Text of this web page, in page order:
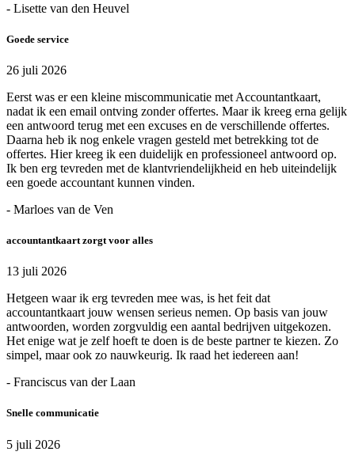
- Lisette van den Heuvel
Goede service
26 juli 2026
Eerst was er een kleine miscommunicatie met Accountantkaart,
nadat ik een email ontving zonder offertes. Maar ik kreeg erna gelijk
een antwoord terug met een excuses en de verschillende offertes.
Daarna heb ik nog enkele vragen gesteld met betrekking tot de
offertes. Hier kreeg ik een duidelijk en professioneel antwoord op.
Ik ben erg tevreden met de klantvriendelijkheid en heb uiteindelijk
een goede accountant kunnen vinden.
- Marloes van de Ven
accountantkaart zorgt voor alles
13 juli 2026
Hetgeen waar ik erg tevreden mee was, is het feit dat
accountantkaart jouw wensen serieus nemen. Op basis van jouw
antwoorden, worden zorgvuldig een aantal bedrijven uitgekozen.
Het enige wat je zelf hoeft te doen is de beste partner te kiezen. Zo
simpel, maar ook zo nauwkeurig. Ik raad het iedereen aan!
- Franciscus van der Laan
Snelle communicatie
5 juli 2026